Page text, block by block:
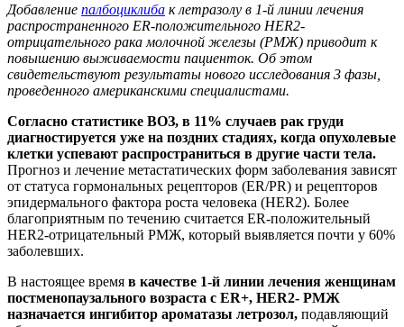
Добавление палбоциклиба к летразолу в 1-й линии лечения
распространенного ER-положительного HER2-
отрицательного рака молочной железы (РМЖ) приводит к
повышению выживаемости пациенток. Об этом
свидетельствуют результаты нового исследования 3 фазы,
проведенного американскими специалистами.
Согласно статистике ВОЗ, в 11% случаев рак груди
диагностируется уже на поздних стадиях, когда опухолевые
клетки успевают распространиться в другие части тела.
Прогноз и лечение метастатических форм заболевания зависят
от статуса гормональных рецепторов (ER/PR) и рецепторов
эпидермального фактора роста человека (HER2). Более
благоприятным по течению считается ER-положительный
HER2-отрицательный РМЖ, который выявляется почти у 60%
заболевших.
В настоящее время в качестве 1-й линии лечения женщинам
постменопаузального возраста с ER+, HER2- РМЖ
назначается ингибитор ароматазы летрозол, подавляющий